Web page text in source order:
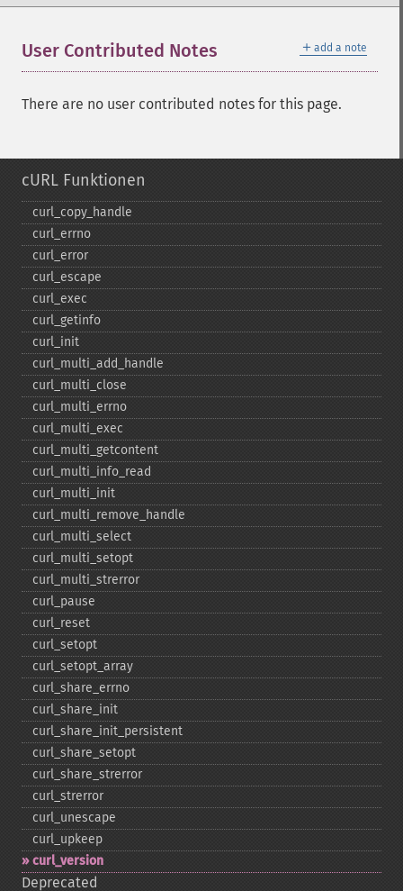
＋ add a note
User Contributed Notes
There are no user contributed notes for this page.
cURL Funktionen
curl_​copy_​handle
curl_​errno
curl_​error
curl_​escape
curl_​exec
curl_​getinfo
curl_​init
curl_​multi_​add_​handle
curl_​multi_​close
curl_​multi_​errno
curl_​multi_​exec
curl_​multi_​getcontent
curl_​multi_​info_​read
curl_​multi_​init
curl_​multi_​remove_​handle
curl_​multi_​select
curl_​multi_​setopt
curl_​multi_​strerror
curl_​pause
curl_​reset
curl_​setopt
curl_​setopt_​array
curl_​share_​errno
curl_​share_​init
curl_​share_​init_​persistent
curl_​share_​setopt
curl_​share_​strerror
curl_​strerror
curl_​unescape
curl_​upkeep
curl_​version
Deprecated